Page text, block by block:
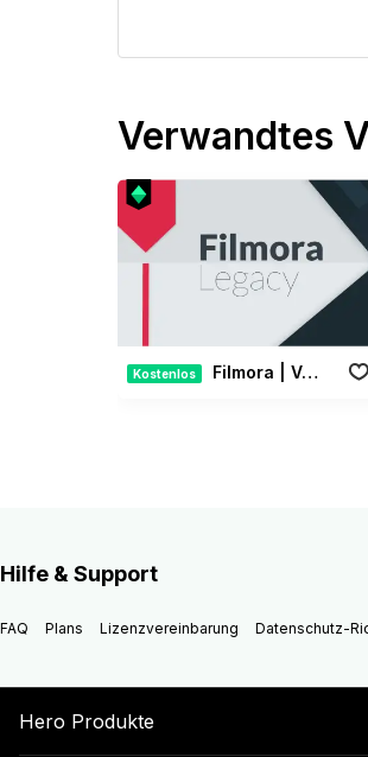
Verwandtes
Kostenlos Filmora | Vermächtnis Paket
Hilfe & Support
FAQ Plans Lizenzvereinbarung Datenschutz-
Hero Produkte